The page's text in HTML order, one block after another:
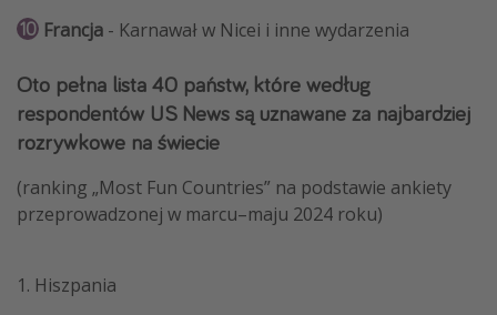
Francja - Karnawał w Nicei i inne wydarzenia
Oto pełna lista 40 państw, które według
respondentów US News są uznawane za najbardziej
rozrywkowe na świecie
(ranking „Most Fun Countries” na podstawie ankiety
przeprowadzonej w marcu–maju 2024 roku)
1. Hiszpania